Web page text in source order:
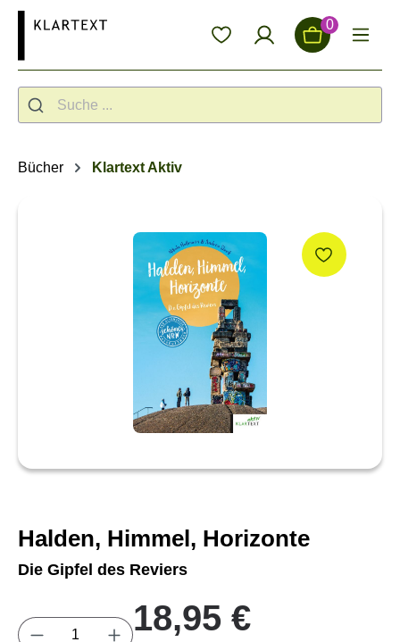
springen 0
Bücher Klartext Aktiv
Halden, Himmel, Horizonte
Die Gipfel des Reviers
Produkt Anzahl: Gib den gewünschten
18,95 €